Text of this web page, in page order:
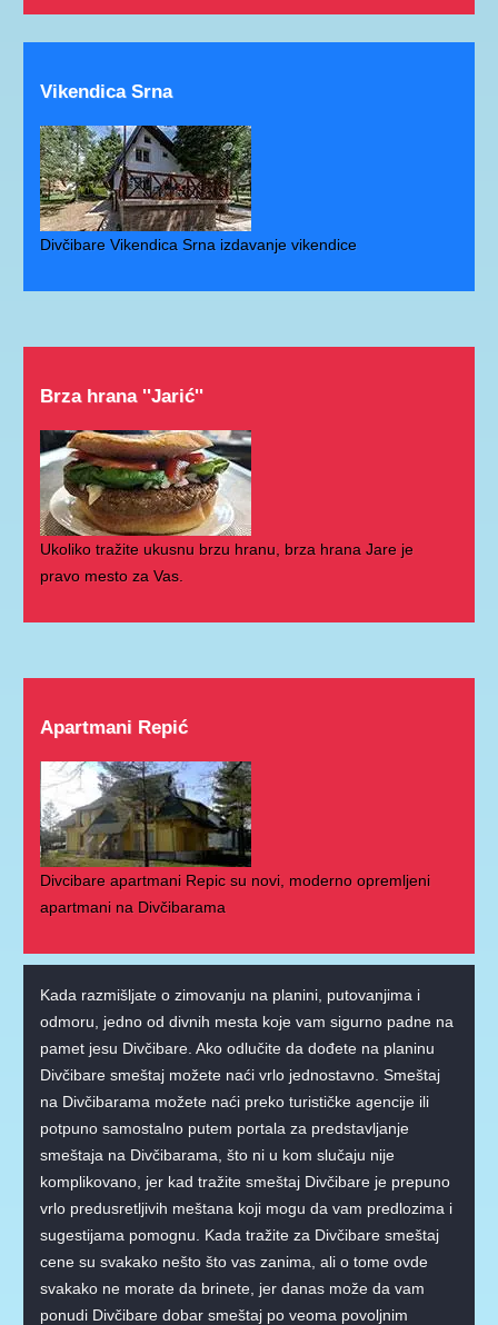
Vikendica Srna
Divčibare Vikendica Srna izdavanje vikendice
Brza hrana ''Jarić''
Ukoliko tražite ukusnu brzu hranu, brza hrana Jare je
pravo mesto za Vas.
Apartmani Repić
Divcibare apartmani Repic su novi, moderno opremljeni
apartmani na Divčibarama
Kada razmišljate o zimovanju na planini, putovanjima i
odmoru, jedno od divnih mesta koje vam sigurno padne na
pamet jesu Divčibare. Ako odlučite da dođete na planinu
Divčibare smeštaj možete naći vrlo jednostavno. Smeštaj
na Divčibarama možete naći preko turističke agencije ili
potpuno samostalno putem portala za predstavljanje
smeštaja na Divčibarama, što ni u kom slučaju nije
komplikovano, jer kad tražite smeštaj Divčibare je prepuno
vrlo predusretljivih meštana koji mogu da vam predlozima i
sugestijama pomognu. Kada tražite za Divčibare smeštaj
cene su svakako nešto što vas zanima, ali o tome ovde
svakako ne morate da brinete, jer danas može da vam
ponudi Divčibare dobar smeštaj po veoma povoljnim